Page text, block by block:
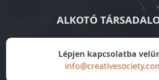
ALKOTÓ
Lépjen kapcsolatba